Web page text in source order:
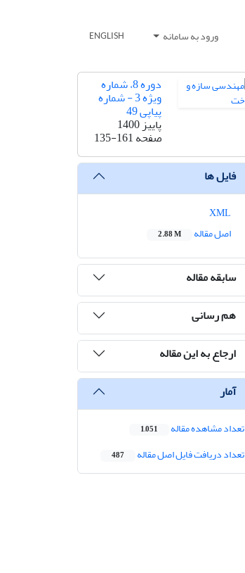
ورود به سامانه ENGLISH
دوره 8، شماره
ویژه 3 - شماره
پیاپی 49
پاییز 1400
صفحه135-161
فایل ها
اصل مقاله
2.88 M
سابقه مقاله
هم رسانی
ارجاع به این مقاله
آمار
تعداد مشاهده مقاله 1,051
تعداد دریافت فایل اصل مقاله 487